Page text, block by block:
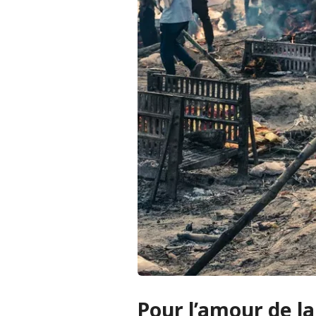
Pour l’amour de